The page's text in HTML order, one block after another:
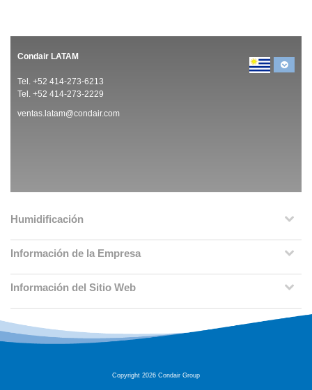
Condair LATAM
Tel. +52 414-273-6213
Tel. +52 414-273-2229
ventas.latam@condair.com
Humidificación
Información de la Empresa
Información del Sitio Web
Copyright 2026 Condair Group